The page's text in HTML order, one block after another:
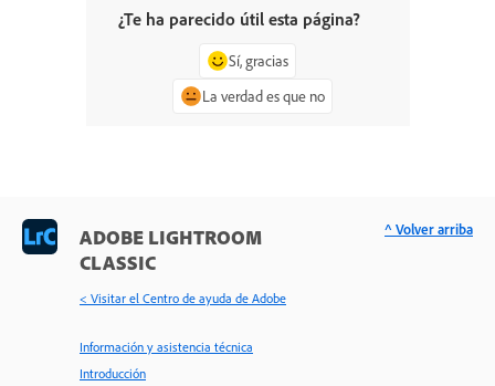
¿Te ha parecido útil esta página?
Sí, gracias
La verdad es que no
ADOBE LIGHTROOM
CLASSIC
< Visitar el Centro de ayuda de Adobe
Información y asistencia técnica
Introducción
^ Volver arriba